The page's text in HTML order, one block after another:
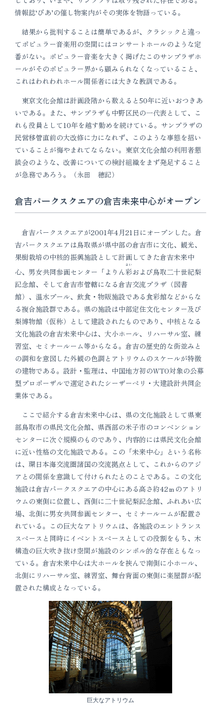
情報誌‘ぴあ’の催し物案内がその実体を物語っている。
結果から批判することは簡単であるが、クラシックと違っ
てポピュラー音楽用の空間にはコンサートホールのような定
番がない。ポピュラー音楽を大きく掲げたこのサンプラザホ
ールがそのポピュラー界から顧みられなくなっていること、
これはわれわれホール関係者には大きな教訓である。
東京文化会館は計画段階から数えると50年に近いおつきあ
いである。また、サンプラザも中野区民の一代表として、こ
れも役員として10年を越す勤めを続けている。サンプラザの
民営移管直前の大改修に力になれず、このような事態を招い
ていることが悔やまれてならない。東京文化会館の利用者懇
談会のような、改善についての検討組織をまず発足すること
が急務であろう。（永田 穂記）
倉吉パークスクエアの倉吉未来中心がオープン
倉吉パークスクエアが2001年4月21日にオープンした。倉
吉パークスクエアは鳥取県が県中部の倉吉市に文化、観光、
果樹栽培の中核的振興施設として計画してきた倉吉未来中
心、男女共同参画センター「よりん彩
さい
および鳥取二十世紀梨
記念館、そして倉吉市管轄になる倉吉交流プラザ（図書
館）、温水プール、飲食・物販施設である食彩館などからな
る複合施設群である。県の施設は中部定住文化センター及び
梨博物館（仮称）として建設されたものであり、中核となる
文化施設の倉吉未来中心は、大小ホール、リハーサル室、練
習室、セミナールーム等からなる。倉吉の歴史的な街並みと
の調和を意図した外観の色調とアトリウムのスケールが特徴
の建物である。設計・監理は、中国地方初のWTO対象の公募
型プロポーザルで選定されたシーザーペリ・大建設計共同企
業体である。
ここで紹介する倉吉未来中心は、県の文化施設として県東
部鳥取市の県民文化会館、県西部の米子市のコンベンション
センターに次ぐ規模のものであり、内容的には県民文化会館
に近い性格の文化施設である。この「未来中心」という名称
は、環日本海交流圏諸国の交流拠点として、これからのアジ
アとの関係を意識して付けられたとのことである。この文化
施設は倉吉パークスクエアの中心にある高さ約42ｍのアトリ
ウムの東側に位置し、西側に二十世紀梨記念館、ふれあい広
場、北側に男女共同参画センター、セミナールームが配置さ
れている。この巨大なアトリウムは、各施設のエントランス
スペースと同時にイベントスペースとしての役割をもち、木
構造の巨大吹き抜け空間が施設のシンボル的な存在ともなっ
ている。倉吉未来中心は大ホールを挟んで南側に小ホール、
北側にリハーサル室、練習室、舞台背面の東側に楽屋群が配
置された構成となっている。
巨大なアトリウム